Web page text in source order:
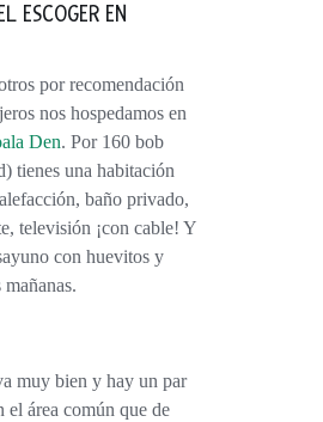
nos hospedamos en
Den. Por 160 bob
tienes una habitación
baño privado,
televisión ¡con cable! Y
con huevitos y
el área común que de